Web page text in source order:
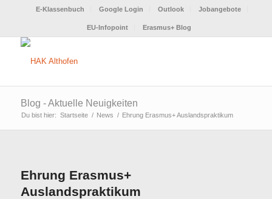
E-Klassenbuch Google Login Outlook Jobangebote
EU-Infopoint Erasmus+ Blog
Blog - Aktuelle Neuigkeiten
Du bist hier: Startseite / News / Ehrung Erasmus+ Auslandspraktikum
Ehrung Erasmus+
Auslandspraktikum